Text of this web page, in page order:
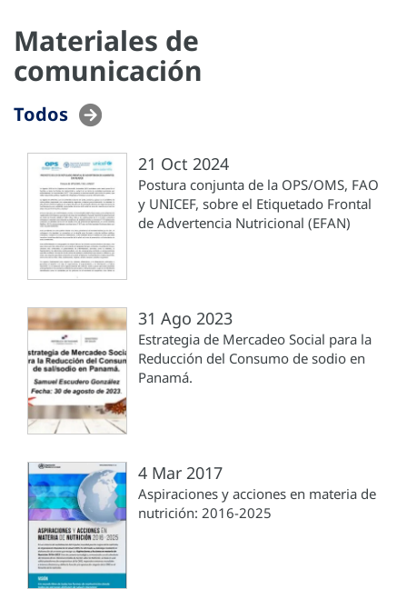
Materiales de
comunicación
Todos
21 Oct 2024
Postura conjunta de la OPS/OMS, FAO
y UNICEF, sobre el Etiquetado Frontal
de Advertencia Nutricional (EFAN)
31 Ago 2023
Estrategia de Mercadeo Social para la
Reducción del Consumo de sodio en
Panamá.
4 Mar 2017
Aspiraciones y acciones en materia de
nutrición: 2016-2025